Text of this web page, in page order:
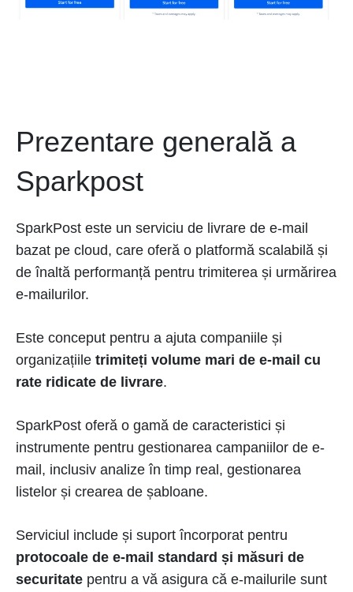
Prezentare generală a
Sparkpost
SparkPost este un serviciu de livrare de e-mail
bazat pe cloud, care oferă o platformă scalabilă și
de înaltă performanță pentru trimiterea și urmărirea
e-mailurilor.
Este conceput pentru a ajuta companiile și
organizațiile trimiteți volume mari de e-mail cu
rate ridicate de livrare.
SparkPost oferă o gamă de caracteristici și
instrumente pentru gestionarea campaniilor de e-
mail, inclusiv analize în timp real, gestionarea
listelor și crearea de șabloane.
Serviciul include și suport încorporat pentru
protocoale de e-mail standard și măsuri de
securitate pentru a vă asigura că e-mailurile sunt